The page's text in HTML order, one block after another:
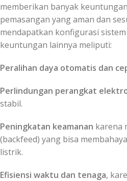
memberikan banyak
pemasangan yang aman dan
mendapatkan konfigurasi
keuntungan lainnya meliputi:
Peralihan daya otomatis dan
Perlindungan perangkat
stabil.
Peningkatan keamanan karena
(backfeed) yang bisa
listrik.
Efisiensi waktu dan tenaga,